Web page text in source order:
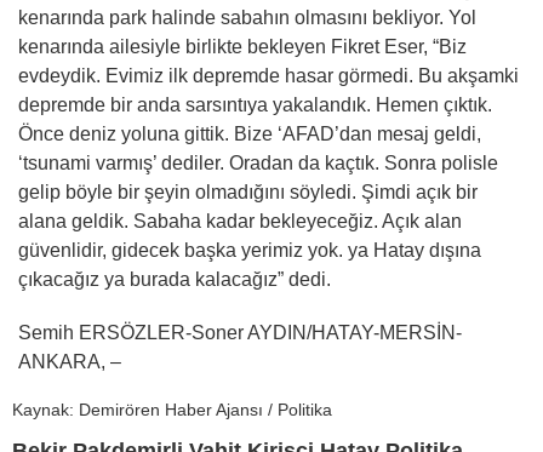
kenarında park halinde sabahın olmasını bekliyor. Yol
kenarında ailesiyle birlikte bekleyen Fikret Eser, “Biz
evdeydik. Evimiz ilk depremde hasar görmedi. Bu akşamki
depremde bir anda sarsıntıya yakalandık. Hemen çıktık.
Önce deniz yoluna gittik. Bize ‘AFAD’dan mesaj geldi,
‘tsunami varmış’ dediler. Oradan da kaçtık. Sonra polisle
gelip böyle bir şeyin olmadığını söyledi. Şimdi açık bir
alana geldik. Sabaha kadar bekleyeceğiz. Açık alan
güvenlidir, gidecek başka yerimiz yok. ya Hatay dışına
çıkacağız ya burada kalacağız” dedi.
Semih ERSÖZLER-Soner AYDIN/HATAY-MERSİN-
ANKARA, –
Kaynak: Demirören Haber Ajansı / Politika